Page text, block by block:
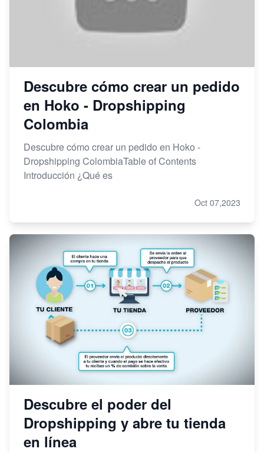
Descubre cómo crear un pedido
en Hoko - Dropshipping
Colombia
Descubre cómo crear un pedido en Hoko -
Dropshipping ColombiaTable of Contents
Introducción ¿Qué es
Oct 07,2023
Descubre el poder del
Dropshipping y abre tu tienda
en línea